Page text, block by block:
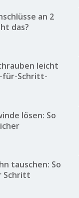
an 2
das?
leicht
für-Schritt-
lösen: So
tauschen: So
Schritt